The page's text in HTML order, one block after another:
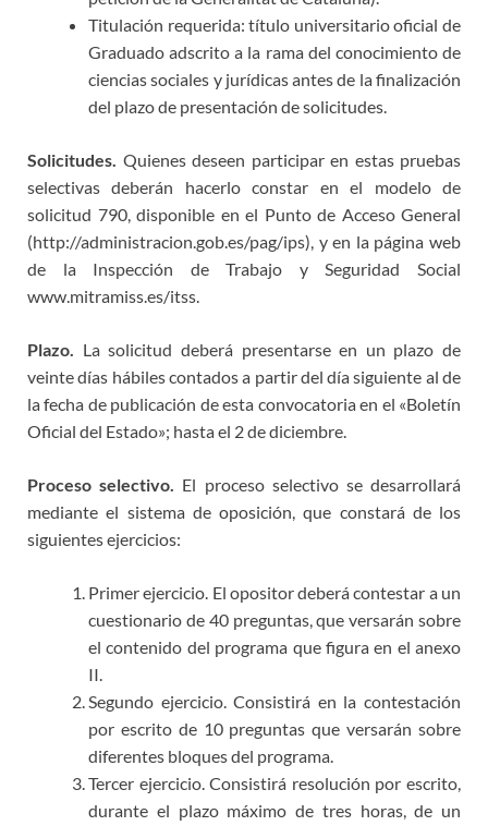
Titulación requerida: título universitario oficial de
Graduado adscrito a la rama del conocimiento de
ciencias sociales y jurídicas antes de la finalización
del plazo de presentación de solicitudes.
Solicitudes. Quienes deseen participar en estas pruebas
selectivas deberán hacerlo constar en el modelo de
solicitud 790, disponible en el Punto de Acceso General
(http://administracion.gob.es/pag/ips), y en la página web
de la Inspección de Trabajo y Seguridad Social
www.mitramiss.es/itss.
Plazo.
La solicitud deberá presentarse en un plazo de
veinte días hábiles contados a partir del día siguiente al de
la fecha de publicación de esta convocatoria en el «Boletín
Oficial del Estado»; hasta el 2 de diciembre.
Proceso selectivo.
El proceso selectivo se desarrollará
mediante el sistema de oposición, que constará de los
siguientes ejercicios:
Primer ejercicio. El opositor deberá contestar a un
cuestionario de 40 preguntas, que versarán sobre
el contenido del programa que figura en el anexo
II.
Segundo ejercicio. Consistirá en la contestación
por escrito de 10 preguntas que versarán sobre
diferentes bloques del programa.
Tercer ejercicio. Consistirá resolución por escrito,
durante el plazo máximo de tres horas, de un